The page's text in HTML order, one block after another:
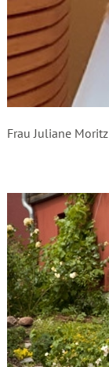
Frau Juliane Moritz